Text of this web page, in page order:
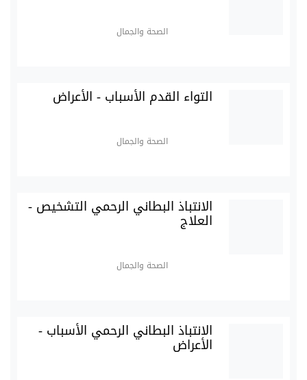
الصحة والجمال
التواء القدم الأسباب - الأعراض
الصحة والجمال
الانتباذ البطاني الرحمي التشخيص -
العلاج
الصحة والجمال
الانتباذ البطاني الرحمي الأسباب -
الأعراض